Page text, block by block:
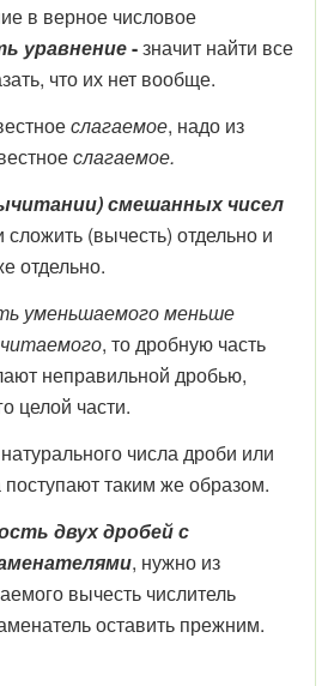
в верное числовое
уравнение-значит найти все
что их нет вообще.
слагаемое, надо из
слагаемое.
смешанных чисел
(вычесть) отдельно и
отдельно.
уменьшаемого меньше
, то дробную часть
неправильной дробью,
целой части.
числа дроби или
таким же образом.
двух дробей с
, нужно из
вычесть числитель
оставить прежним.